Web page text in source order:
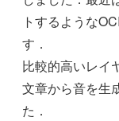
トするような
す．
比較的高いレイ
文章から音を生
た．